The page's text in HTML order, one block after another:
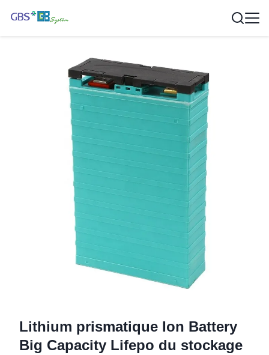
Lithium prismatique Ion Battery
Big Capacity Lifepo du stockage